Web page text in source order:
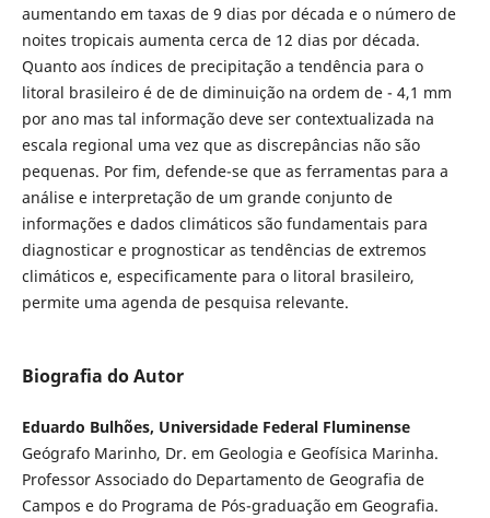
aumentando em taxas de 9 dias por década e o número de
noites tropicais aumenta cerca de 12 dias por década.
Quanto aos índices de precipitação a tendência para o
litoral brasileiro é de de diminuição na ordem de - 4,1 mm
por ano mas tal informação deve ser contextualizada na
escala regional uma vez que as discrepâncias não são
pequenas. Por fim, defende-se que as ferramentas para a
análise e interpretação de um grande conjunto de
informações e dados climáticos são fundamentais para
diagnosticar e prognosticar as tendências de extremos
climáticos e, especificamente para o litoral brasileiro,
permite uma agenda de pesquisa relevante.
Biografia do Autor
Eduardo Bulhões, Universidade Federal Fluminense
Geógrafo Marinho, Dr. em Geologia e Geofísica Marinha.
Professor Associado do Departamento de Geografia de
Campos e do Programa de Pós-graduação em Geografia.